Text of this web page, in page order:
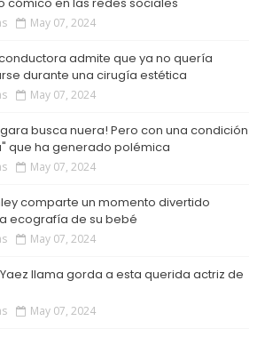
May 07, 2024
admite que ya no quería
durante una cirugía estética
May 07, 2024
busca nuera! Pero con una condición
que ha generado polémica
May 07, 2024
comparte un momento divertido
ecografía de su bebé
May 07, 2024
llama gorda a esta querida actriz de
May 07, 2024